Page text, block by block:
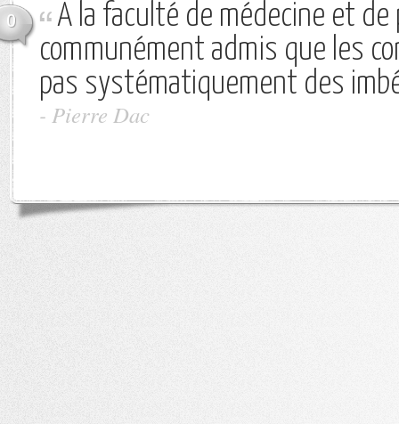
0
A la faculté de médecine et de
communément admis que les
pas systématiquement des
- Pierre Dac